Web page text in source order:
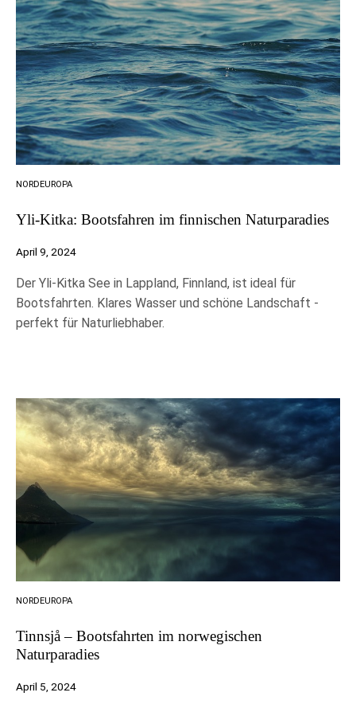
NORDEUROPA
Yli-Kitka: Bootsfahren im finnischen Naturparadies
April 9, 2024
Der Yli-Kitka See in Lappland, Finnland, ist ideal für
Bootsfahrten. Klares Wasser und schöne Landschaft -
perfekt für Naturliebhaber.
NORDEUROPA
Tinnsjå – Bootsfahrten im norwegischen
Naturparadies
April 5, 2024